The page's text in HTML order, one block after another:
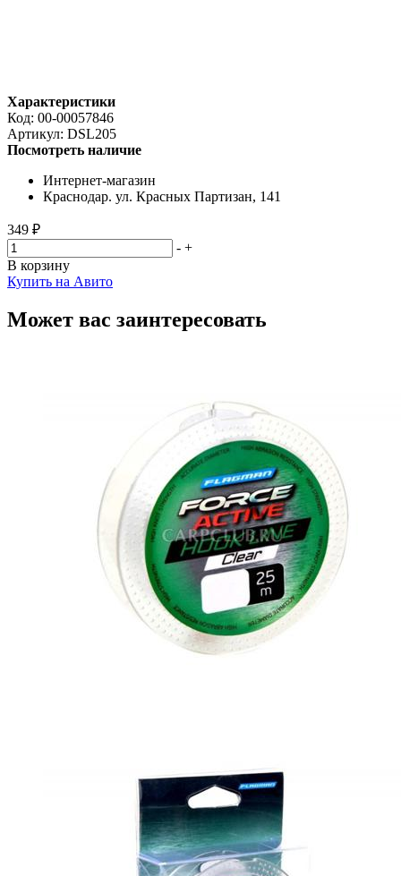
Характеристики
Код: 00-00057846
Артикул: DSL205
Посмотреть наличие
Интернет-магазин
Краснодар. ул. Красных Партизан, 141
349 ₽
- +
В корзину
Купить на Авито
Может вас заинтересовать